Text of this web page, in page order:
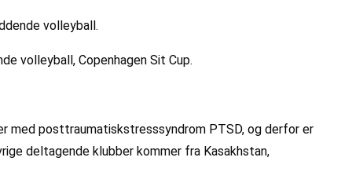
volleyball.
volleyball, Copenhagen Sit Cup.
med posttraumatiskstresssyndrom PTSD, og derfor er
deltagende klubber kommer fra Kasakhstan,